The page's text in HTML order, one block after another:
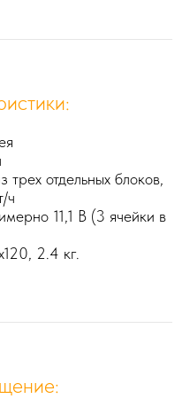
отдельных блоков,
ч
11,1 В (3 ячейки в
2.4 кг.